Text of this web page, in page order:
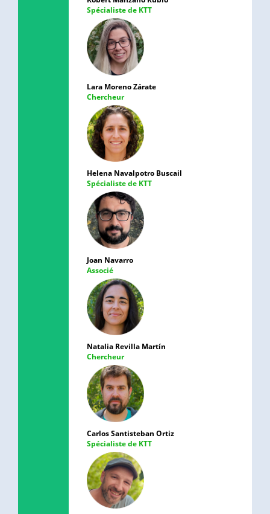
Spécialiste de KTT
Lara Moreno Zárate
Chercheur
Helena Navalpotro Buscail
Spécialiste de KTT
Joan Navarro
Associé
Natalia Revilla Martín
Chercheur
Carlos Santisteban Ortiz
Spécialiste de KTT